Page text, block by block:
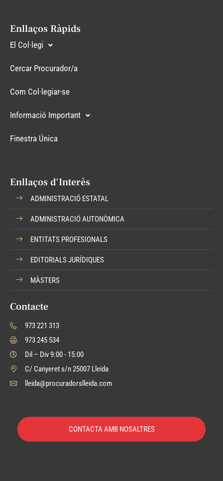
Enllaços Ràpids
El Col·legi
Cercar Procurador/a
Com Col·legiar-se
Informació Important
Finestra Única
Enllaços d'Interès
ADMINISTRACIÓ ESTATAL
ADMINISTRACIÓ AUTONÒMICA
ENTITATS PROFESIONALS
EDITORIALS JURÍDIQUES
MÀSTERS
Contacte
973 221 313
973 245 534
Dil – Div 9:00 - 15:00
C/ Canyeret s/n 25007 Lleida
lleida@procuradorslleida.com
CONTACTA AMB NOSALTRES